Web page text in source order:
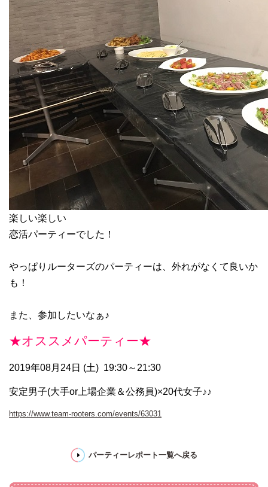
楽しい楽しい
恋活パーティーでした！
やっぱりルーターズのパーティーは、外れがなくて良いか
も！
また、参加したいなぁ♪
★オススメパーティー★
2019年08月24日 (土) 19:30～21:30
安定男子(大手or上場企業＆公務員)×20代女子♪♪
https://www.team-rooters.com/events/63031
パーティーレポート一覧へ戻る